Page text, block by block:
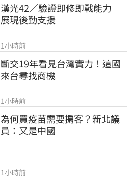
漢光42／驗證即修即戰能力
展現後勤支援
1小時前
斷交19年看見台灣實力！這國
來台尋找商機
1小時前
為何買疫苗需要掮客？新北議
員：又是中國
1小時前